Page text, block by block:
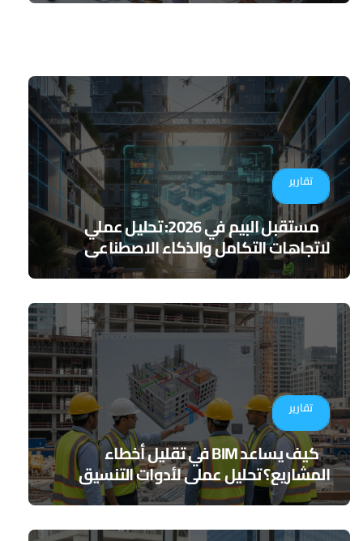
تقارير
مستقبل البيم في 2026: تحليل عملي
لاتجاهات التكامل والذكاء الاصطناعي
تقارير
كيف يساعد BIM في تقليل أخطاء
المشاريع؟ تحليل عملي لأدوات التنسيق
الرقمي